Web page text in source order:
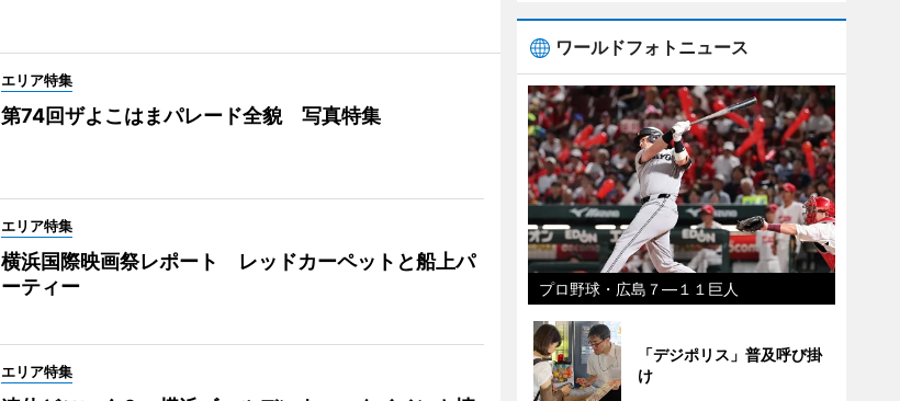
エリア特集
第74回ザよこはまパレード全貌 写真特集
エリア特集
横浜国際映画祭レポート レッドカーペットと船上パ
ーティー
エリア特集
ワールドフォトニュース
プロ野球・広島７―１１巨人
「デジポリス」普及呼び掛
け